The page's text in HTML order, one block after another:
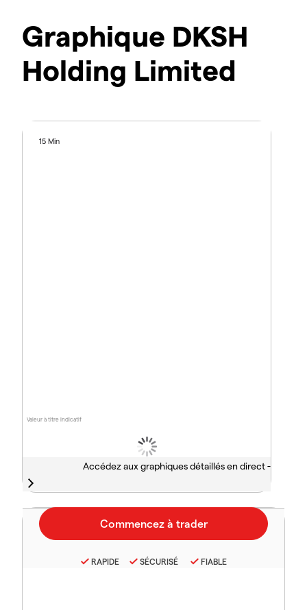
Graphique DKSH
Holding Limited
Valeur à titre indicatif
15 Min
Accédez aux graphiques détaillés en direct -
RAPIDE SÉCURISÉ FIABLE